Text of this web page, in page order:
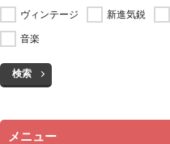
ヴィンテージ 新進気鋭
音楽
検索
メニュー